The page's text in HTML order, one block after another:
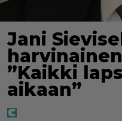
Jani
”Kaikki
aikaan”